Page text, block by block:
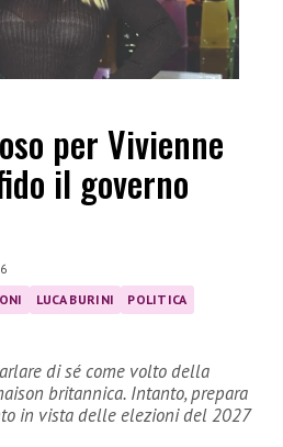
per Vivienne
il governo
LUCA BURINI
POLITICA
di sé come volto della
britannica. Intanto, prepara
in vista delle elezioni del 2027